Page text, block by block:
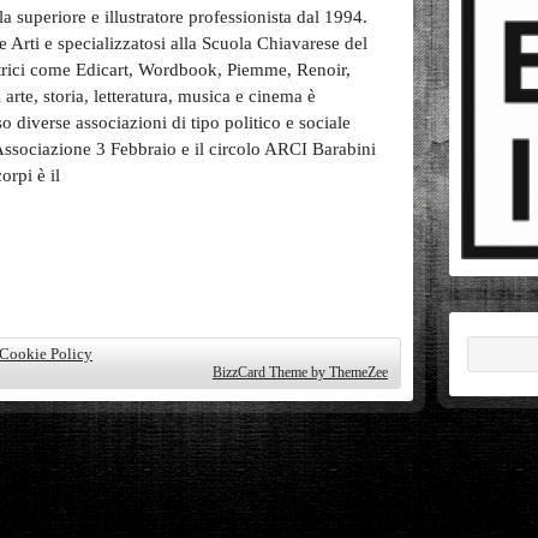
superiore e illustratore professionista dal 1994.
e specializzatosi alla Scuola Chiavarese del
come Edicart, Wordbook, Piemme, Renoir,
storia, letteratura, musica e cinema è
diverse associazioni di tipo politico e sociale
3 Febbraio e il circolo ARCI Barabini
è il
Policy
BizzCard Theme by ThemeZee